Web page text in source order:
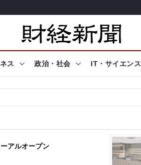
ス 政治・社会 IT・サイエンス
アルオープン